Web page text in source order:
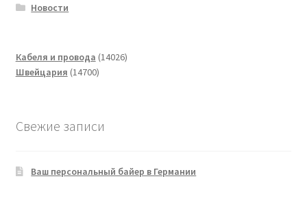
Новости
Кабеля и провода 1402614026
Швейцария 1470014700
Свежие записи
Ваш персональный байер в Германии